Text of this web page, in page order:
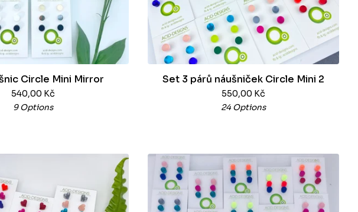
Circle Mini Mirror
540,00 Kč
9 Options
Set 3 párů náušniček Circle Mini 2
550,00 Kč
24 Options